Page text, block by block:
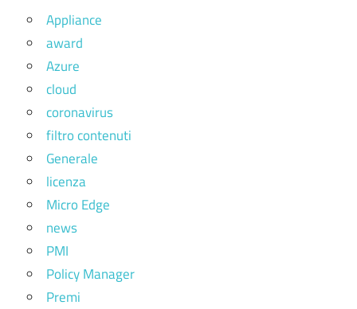
Appliance
award
Azure
cloud
coronavirus
filtro contenuti
Generale
licenza
Micro Edge
news
PMI
Policy Manager
Premi